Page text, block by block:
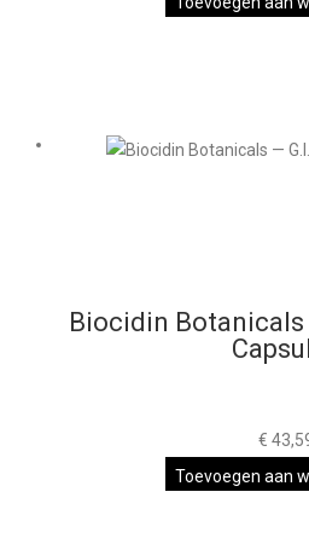
Biocidin Botanicals
€
Toevoegen aan